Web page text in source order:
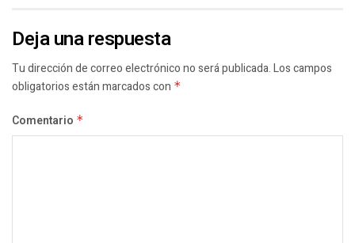
Deja una respuesta
Tu dirección de correo electrónico no será publicada.Los campos
obligatorios están marcados con *
Comentario *